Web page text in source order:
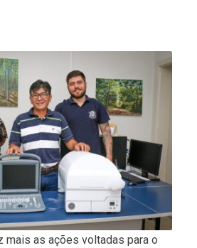
mais as ações voltadas para o